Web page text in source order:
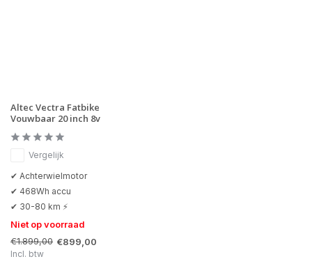
Altec Vectra Fatbike
Vouwbaar 20 inch 8v
Vergelijk
✔ Achterwielmotor
✔ 468Wh accu
✔ 30-80 km ⚡
Niet op voorraad
€1.899,00 €899,00
Incl. btw